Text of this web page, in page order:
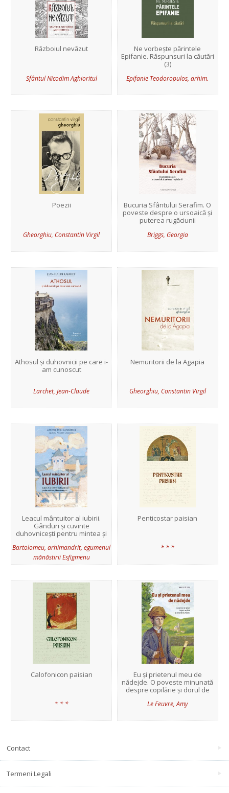
Războiul nevăzut
Sfântul Nicodim Aghioritul
Ne vorbește părintele
Epifanie. Răspunsuri la căutări
(3)
Epifanie Teodoropulos, arhim.
Poezii
Gheorghiu, Constantin Virgil
Bucuria Sfântului Serafim. O
poveste despre o ursoaică și
puterea rugăciunii
Briggs, Georgia
Athosul și duhovnicii pe care i-
am cunoscut
Larchet, Jean-Claude
Nemuritorii de la Agapia
Gheorghiu, Constantin Virgil
Leacul mântuitor al iubirii.
Gânduri și cuvinte
duhovnicești pentru mintea și
Bartolomeu, arhimandrit, egumenul
mănăstirii Esfigmenu
Penticostar paisian
* * *
Calofonicon paisian
* * *
Eu și prietenul meu de
nădejde. O poveste minunată
despre copilărie și dorul de
Le Feuvre, Amy
Contact
Termeni Legali